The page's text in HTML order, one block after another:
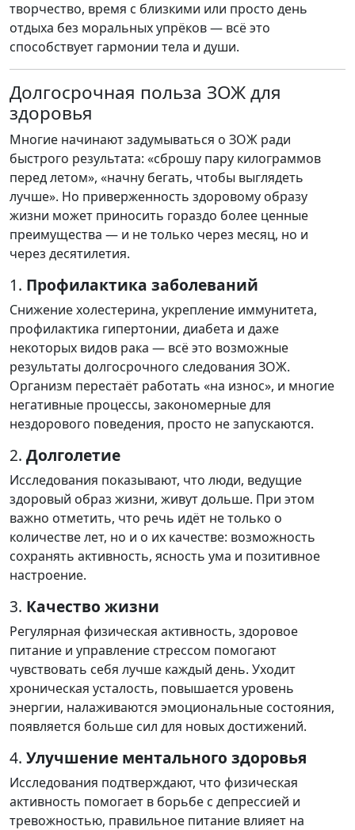
творчество, время с близкими или просто день
отдыха без моральных упрёков — всё это
способствует гармонии тела и души.
Долгосрочная польза ЗОЖ для
здоровья
Многие начинают задумываться о ЗОЖ ради
быстрого результата: «сброшу пару килограммов
перед летом», «начну бегать, чтобы выглядеть
лучше». Но приверженность здоровому образу
жизни может приносить гораздо более ценные
преимущества — и не только через месяц, но и
через десятилетия.
1. Профилактика заболеваний
Снижение холестерина, укрепление иммунитета,
профилактика гипертонии, диабета и даже
некоторых видов рака — всё это возможные
результаты долгосрочного следования ЗОЖ.
Организм перестаёт работать «на износ», и многие
негативные процессы, закономерные для
нездорового поведения, просто не запускаются.
2. Долголетие
Исследования показывают, что люди, ведущие
здоровый образ жизни, живут дольше. При этом
важно отметить, что речь идёт не только о
количестве лет, но и о их качестве: возможность
сохранять активность, ясность ума и позитивное
настроение.
3. Качество жизни
Регулярная физическая активность, здоровое
питание и управление стрессом помогают
чувствовать себя лучше каждый день. Уходит
хроническая усталость, повышается уровень
энергии, налаживаются эмоциональные состояния,
появляется больше сил для новых достижений.
4. Улучшение ментального здоровья
Исследования подтверждают, что физическая
активность помогает в борьбе с депрессией и
тревожностью, правильное питание влияет на